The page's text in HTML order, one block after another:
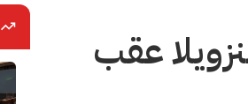
عقب